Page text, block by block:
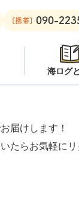
ト：オープン
[携帯] 090-
海ログ
届けします！
たらお気軽にリ